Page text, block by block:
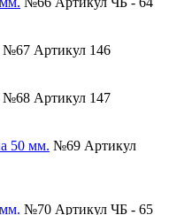
№67 Артикул 146
№68 Артикул 147
№69 Артикул
№70 Артикул ЧБ - 65